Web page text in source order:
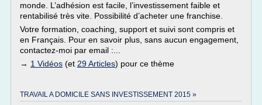
monde. L’adhésion est facile, l’investissement faible et
rentabilisé très vite. Possibilité d’acheter une franchise.
Votre formation, coaching, support et suivi sont compris et
en Français. Pour en savoir plus, sans aucun engagement,
contactez-moi par email :...
→ 1 Vidéos (et 29 Articles) pour ce thème
TRAVAIL A DOMICILE SANS INVESTISSEMENT 2015 »